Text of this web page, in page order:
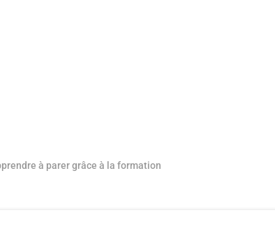
à parer grâce à la formation